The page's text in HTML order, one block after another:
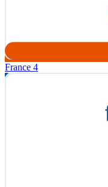
France 4